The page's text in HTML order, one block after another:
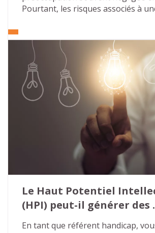
Pourtant, les risques associés à
peuvent être lourds de
le plan professionnel que
allons faire le point sur
prévention des risques auditifs au
mesures existantes et les
place pour assurer un
productif.
Le Haut Potentiel
(HPI) peut-il générer des
situations de handicap ?
En tant que référent handicap,